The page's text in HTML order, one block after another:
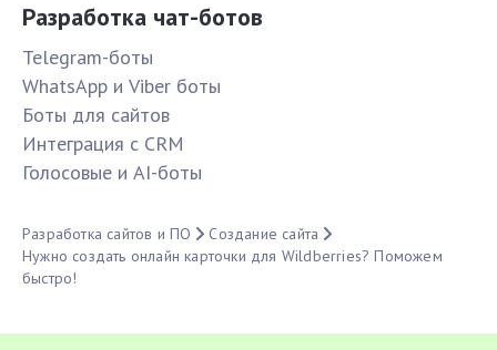
Разработка чат-ботов
Telegram-боты
WhatsApp и Viber боты
Боты для сайтов
Интеграция с CRM
Голосовые и AI-боты
Разработка сайтов и ПО
Создание сайта
Нужно создать онлайн карточки для Wildberries? Поможем
быстро!